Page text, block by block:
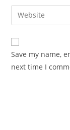
comment
email
address
comment
Enter
your
website
URL
(optional)
Save my name,
next time I